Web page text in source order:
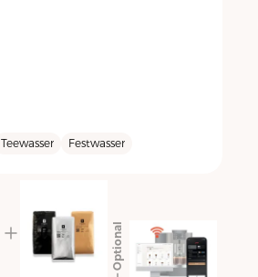
Teewasser Festwasser
Optional